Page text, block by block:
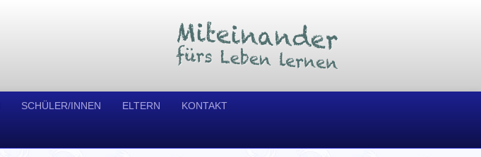
SCHÜLER/INNEN ELTERN KONTAKT